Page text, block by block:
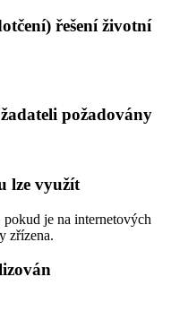
řešení životní
požadovány
lze využít
je na internetových
zřízena.